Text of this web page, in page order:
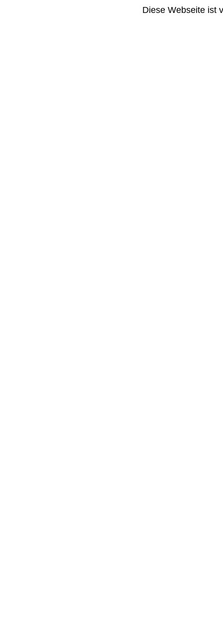
Diese Webseite ist